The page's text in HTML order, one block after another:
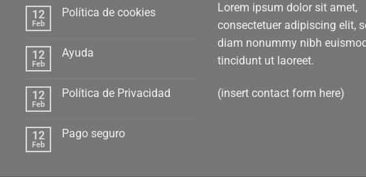
12
Feb
Política de cookies
12
Feb
Ayuda
12
Feb
Política de Privacidad
12
Feb
Pago seguro
Lorem ipsum dolor sit amet,
consectetuer adipiscing elit,
diam nonummy nibh euismod
tincidunt ut laoreet.
(insert contact form here)